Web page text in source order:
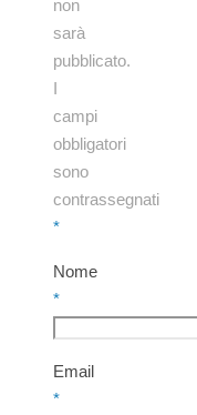
non
sarà
pubblicato.
I
campi
obbligatori
sono
contrassegnati
*
Nome
*
Email
*